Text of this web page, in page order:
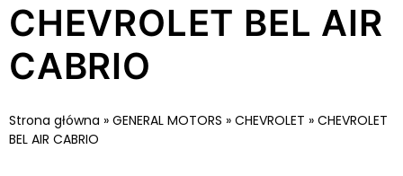
CHEVROLET BEL AIR
CABRIO
Strona główna » GENERAL MOTORS » CHEVROLET » CHEVROLET
BEL AIR CABRIO